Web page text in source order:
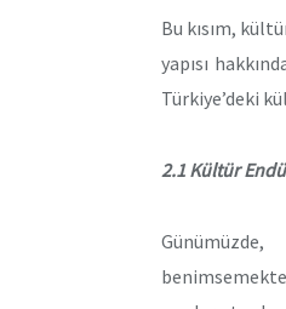
Bu kısım,
yapısı
Türkiye’deki
2.1 Kültür